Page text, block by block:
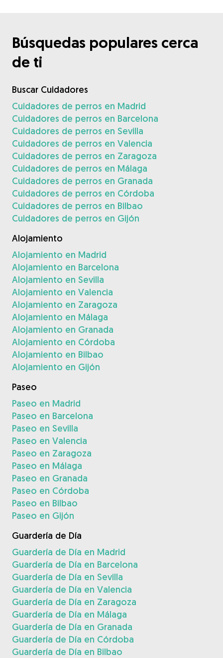
Búsquedas populares cerca
de ti
Buscar Cuidadores
Cuidadores de perros en Madrid
Cuidadores de perros en Barcelona
Cuidadores de perros en Sevilla
Cuidadores de perros en Valencia
Cuidadores de perros en Zaragoza
Cuidadores de perros en Málaga
Cuidadores de perros en Granada
Cuidadores de perros en Córdoba
Cuidadores de perros en Bilbao
Cuidadores de perros en Gijón
Alojamiento
Alojamiento en Madrid
Alojamiento en Barcelona
Alojamiento en Sevilla
Alojamiento en Valencia
Alojamiento en Zaragoza
Alojamiento en Málaga
Alojamiento en Granada
Alojamiento en Córdoba
Alojamiento en Bilbao
Alojamiento en Gijón
Paseo
Paseo en Madrid
Paseo en Barcelona
Paseo en Sevilla
Paseo en Valencia
Paseo en Zaragoza
Paseo en Málaga
Paseo en Granada
Paseo en Córdoba
Paseo en Bilbao
Paseo en Gijón
Guardería de Día
Guardería de Día en Madrid
Guardería de Día en Barcelona
Guardería de Día en Sevilla
Guardería de Día en Valencia
Guardería de Día en Zaragoza
Guardería de Día en Málaga
Guardería de Día en Granada
Guardería de Día en Córdoba
Guardería de Día en Bilbao